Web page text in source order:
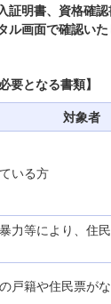
証明書、資格確
ル画面で確認いた
要となる書類】
対象者
いる方
力等により、住
戸籍や住民票が